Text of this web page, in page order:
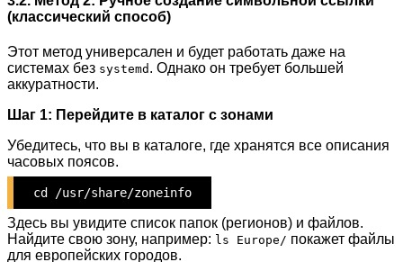
(классический способ)
Этот метод универсален и будет работать даже на
системах без systemd . Однако он требует большей
аккуратности.
Шаг 1: Перейдите в каталог с зонами
Убедитесь, что вы в каталоге, где хранятся все описания
часовых поясов.
cd /usr/share/zoneinfo
Здесь вы увидите список папок (регионов) и файлов.
Найдите свою зону, например: ls Europe/ покажет файлы
для европейских городов.